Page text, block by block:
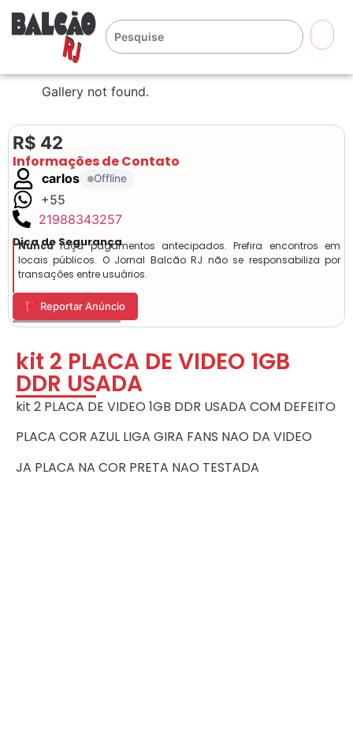
Gallery not found.
R$ 42
Informações de Contato
carlos Offline
+55
21988343257
Dica de Segurança
Nuncafaça pagamentos antecipados. Prefira encontros em
locais públicos. O Jornal Balcão RJ não se responsabiliza por
transações entre usuários.
🚩 Reportar Anúncio
kit 2 PLACA DE VIDEO 1GB
DDR USADA
kit 2 PLACA DE VIDEO 1GB DDR USADA COM DEFEITO
PLACA COR AZUL LIGA GIRA FANS NAO DA VIDEO
JA PLACA NA COR PRETA NAO TESTADA